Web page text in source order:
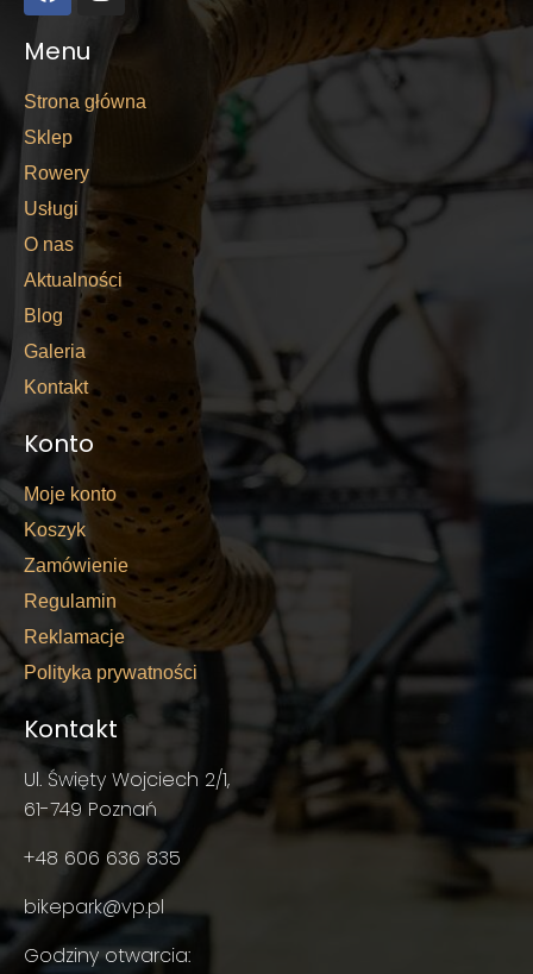
Menu
Strona główna
Sklep
Rowery
Usługi
O nas
Aktualności
Blog
Galeria
Kontakt
Konto
Moje konto
Koszyk
Zamówienie
Regulamin
Reklamacje
Polityka prywatności
Kontakt
Ul. Święty Wojciech 2/1,
61-749 Poznań
+48 606 636 835
bikepark@vp.pl
Godziny otwarcia: